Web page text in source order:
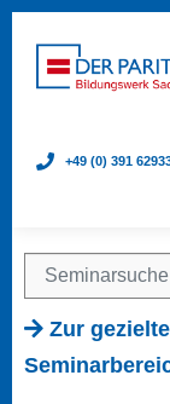
+49 (0) 391
Zur